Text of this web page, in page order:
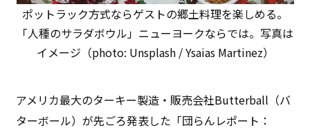
ポットラック方式ならゲストの郷土料理を楽しめる。
「人種のサラダボウル」ニューヨークならでは。写真は
イメージ（photo: Unsplash / Ysaias Martinez）
アメリカ最大のターキー製造・販売会社Butterball（バ
ターボール）が先ごろ発表した「団らんレポート：